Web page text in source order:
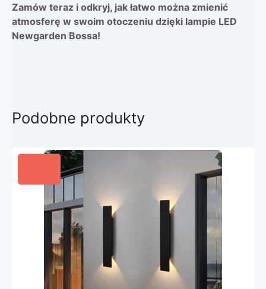
Zamów teraz i odkryj, jak łatwo można zmienić
atmosferę w swoim otoczeniu dzięki lampie LED
Newgarden Bossa!
Podobne produkty